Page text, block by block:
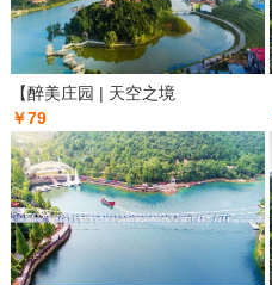
【醉美庄园 | 天空之境
￥79